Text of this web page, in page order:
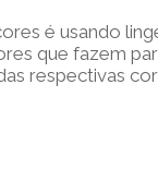
é usando
que fazem
respectivas